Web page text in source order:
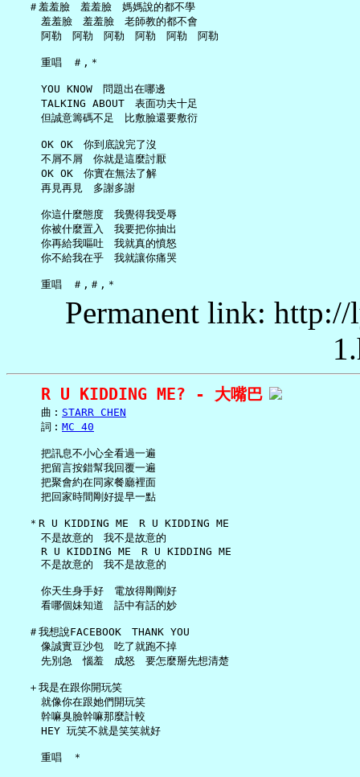
   ＃羞羞臉　羞羞臉　媽媽說的都不學
     羞羞臉　羞羞臉　老師教的都不會
     阿勒　阿勒　阿勒　阿勒　阿勒　阿勒
     重唱　＃,＊
     YOU KNOW　問題出在哪邊
     TALKING ABOUT　表面功夫十足
     但誠意籌碼不足　比敷臉還要敷衍
     OK OK　你到底說完了沒
     不屑不屑　你就是這麼討厭
     OK OK　你實在無法了解
     再見再見　多謝多謝
     你這什麼態度　我覺得我受辱
     你被什麼置入　我要把你抽出
     你再給我嘔吐　我就真的憤怒
     你不給我在乎　我就讓你痛哭
Permanent link:
R U KIDDING ME? - 大嘴巴
     曲︰
STARR CHEN
     詞︰
MC 40
     把訊息不小心全看過一遍
     把留言按錯幫我回覆一遍
     把聚會約在同家餐廳裡面
     把回家時間剛好提早一點
   ＊R U KIDDING ME　R U KIDDING ME
     不是故意的　我不是故意的
     R U KIDDING ME　R U KIDDING ME
     不是故意的　我不是故意的
     你天生身手好　電放得剛剛好
     看哪個妹知道　話中有話的妙
   ＃我想說FACEBOOK　THANK YOU
     像誠實豆沙包　吃了就跑不掉
     先別急　惱羞　成怒　要怎麼掰先想清楚
   ＋我是在跟你開玩笑
     就像你在跟她們開玩笑
     幹嘛臭臉幹嘛那麼計較
     HEY 玩笑不就是笑笑就好
     重唱　＊